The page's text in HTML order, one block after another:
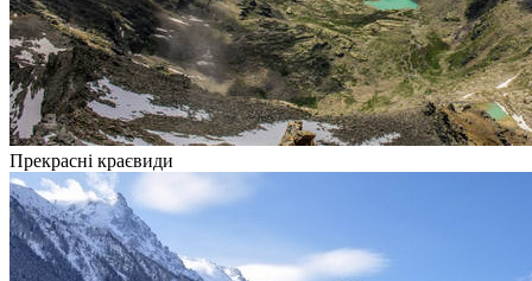
Прекрасні краєвиди